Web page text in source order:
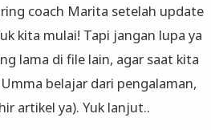
coach Marita setelah update
kita mulai! Tapi jangan lupa ya
lama di file lain, agar saat kita
belajar dari pengalaman,
artikel ya). Yuk lanjut..